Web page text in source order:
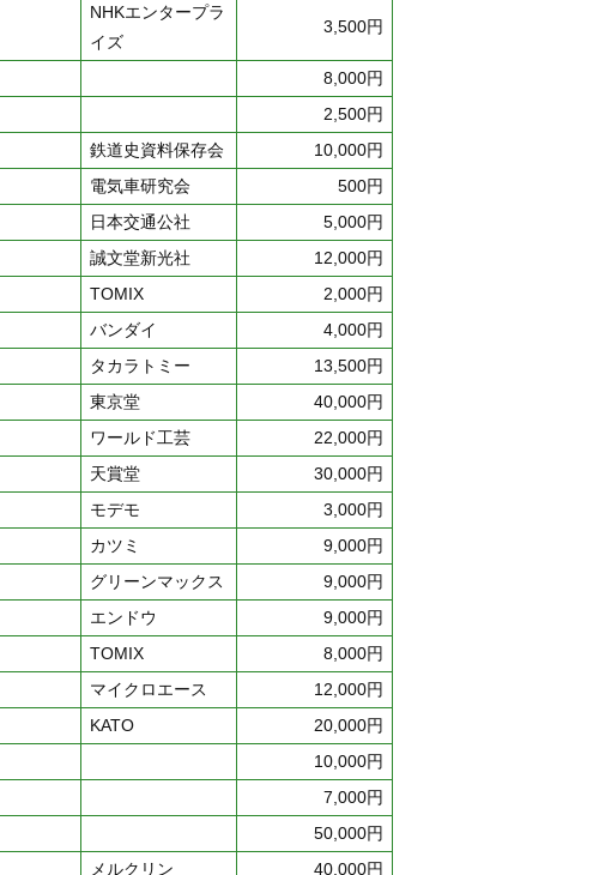
NHKエンタープラ
イズ
3,500円
8,000円
2,500円
鉄道史資料保存会
10,000円
電気車研究会
500円
日本交通公社
5,000円
誠文堂新光社
12,000円
TOMIX
2,000円
バンダイ
4,000円
タカラトミー
13,500円
東京堂
40,000円
ワールド工芸
22,000円
天賞堂
30,000円
モデモ
3,000円
カツミ
9,000円
グリーンマックス
9,000円
エンドウ
9,000円
TOMIX
8,000円
マイクロエース
12,000円
KATO
20,000円
10,000円
7,000円
50,000円
メルクリン 40,000円